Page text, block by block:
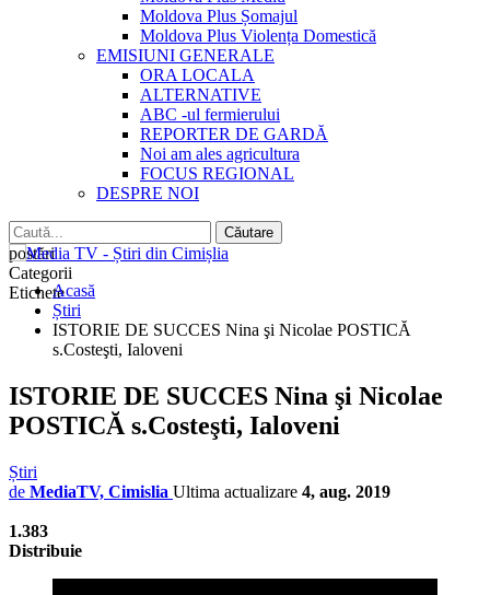
Moldova Plus Șomajul
Moldova Plus Violența Domestică
EMISIUNI GENERALE
ORA LOCALA
ALTERNATIVE
ABC -ul fermierului
REPORTER DE GARDĂ
Noi am ales agricultura
FOCUS REGIONAL
DESPRE NOI
postări
Categorii
EticheteAcasă
Știri
ISTORIE DE SUCCES Nina şi Nicolae POSTICĂ
s.Costeşti, Ialoveni
ISTORIE DE SUCCES Nina şi Nicolae
POSTICĂ s.Costeşti, Ialoveni
Știri
de MediaTV, Cimislia Ultima actualizare 4, aug. 2019
1.383
Distribuie